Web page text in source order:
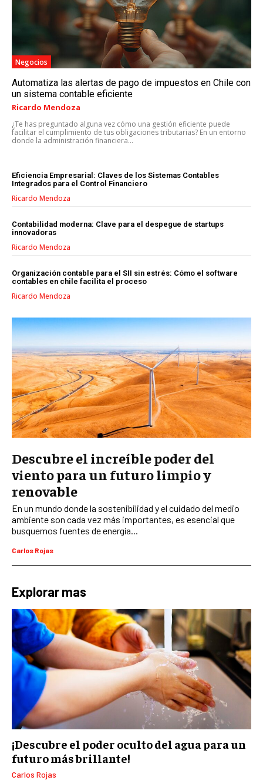
PUBLICIDAD
VENTAS Y PERSUASIÓN
GESTIÓN DE PRODUCTOS
COMUNICACIÓN CORPORATIVA
GESTIÓN DE MARCA
INVESTIGACIÓN DE MERCADO
GESTIÓN DE CLIENTES
HABILIDADES DIRECTIVAS
PLANIFICACIÓN EMPRESARIAL
FINANZAS
FINANZAS Y CONTABILIDAD
GESTIÓN DE RECURSOS FINANCIEROS
INVERSIONES Y MERCADOS FINANCIEROS
CONTABILIDAD EMPRESARIAL
ECONOMÍA EMPRESARIAL
INTERNACIONAL
NEGOCIOS INTERNACIONALES
COMERCIO INTERNACIONAL
IMPORTACIÓN Y EXPORTACIÓN
ALIANZAS ESTRATÉGICAS
TECNOLOGIA
SOSTENIBILIDAD Y MEDIO AMBIENTE
GESTIÓN DE LA INNOVACIÓN TECNOLÓGICA
TRANSFORMACIÓN DIGITAL
ANALÍTICA EMPRESARIAL Y BUSINESS
INTELLIGENCE
CIBERSEGURIDAD EMPRESARIAL
ESTRATEGIA
EMPRESAS FAMILIARES Y SUCESIÓN
Negocios
Automatiza las alertas de pago de impuestos en Chile con
un sistema contable eficiente
Ricardo Mendoza
¿Te has preguntado alguna vez cómo una gestión eficiente puede
facilitar el cumplimiento de tus obligaciones tributarias? En un entorno
donde la administración financiera...
Eficiencia Empresarial: Claves de los Sistemas Contables
Integrados para el Control Financiero
Ricardo Mendoza
Contabilidad moderna: Clave para el despegue de startups
innovadoras
Ricardo Mendoza
Organización contable para el SII sin estrés: Cómo el software
contables en chile facilita el proceso
Ricardo Mendoza
Descubre el increíble poder del
viento para un futuro limpio y
renovable
En un mundo donde la sostenibilidad y el cuidado del medio
ambiente son cada vez más importantes, es esencial que
busquemos fuentes de energía...
Carlos Rojas
Explorar mas
¡Descubre el poder oculto del agua para un
futuro más brillante!
Carlos Rojas